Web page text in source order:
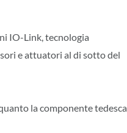
IO-Link, tecnologia
e attuatori al di sotto del
la componente tedesca